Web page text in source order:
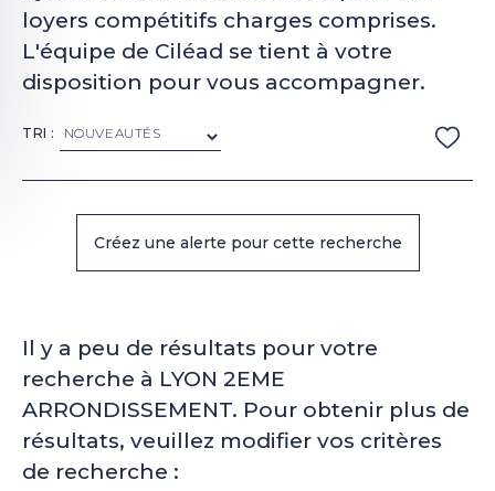
loyers compétitifs charges comprises.
L'équipe de Ciléad se tient à votre
disposition pour vous accompagner.
TRI :
Il y a peu de résultats pour votre
recherche à LYON 2EME
ARRONDISSEMENT. Pour obtenir plus de
résultats, veuillez modifier vos critères
de recherche :